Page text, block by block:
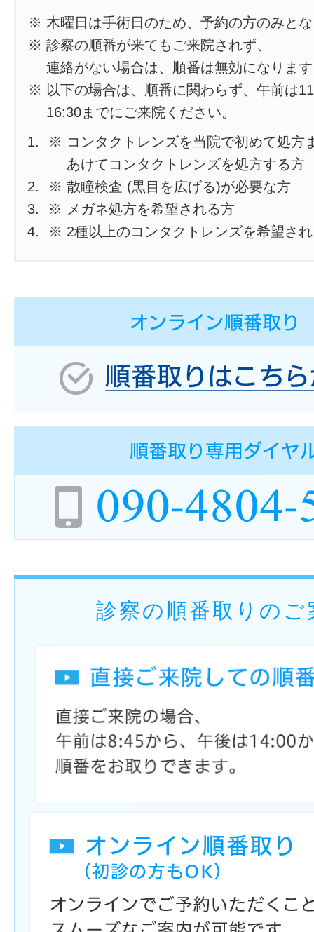
※ 木曜日は手術日のため、予約の方のみと
※ 診察の順番が来てもご来院されず、
連絡がない場合は、順番は無効になりま
※ 以下の場合は、順番に関わらず、午前は
16:30までにご来院ください。
※ コンタクトレンズを当院で初めて処方
あけてコンタクトレンズを処方する方
※ 散瞳検査 (黒目を広げる)が必要な方
※ メガネ処方を希望される方
※ 2種以上のコンタクトレンズを希望さ
診察の順番取りのご